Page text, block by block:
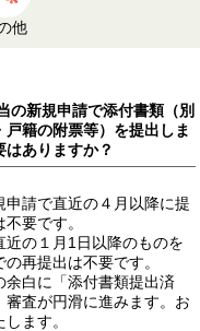
他
の新規申請で添付書類（別
籍の附票等）を提出しま
はありますか？
請で直近の４月以降に提
要です。
近の１月1日以降のものを
再提出は不要です。
白に「添付書類提出済
査が円滑に進みます。お
ます。